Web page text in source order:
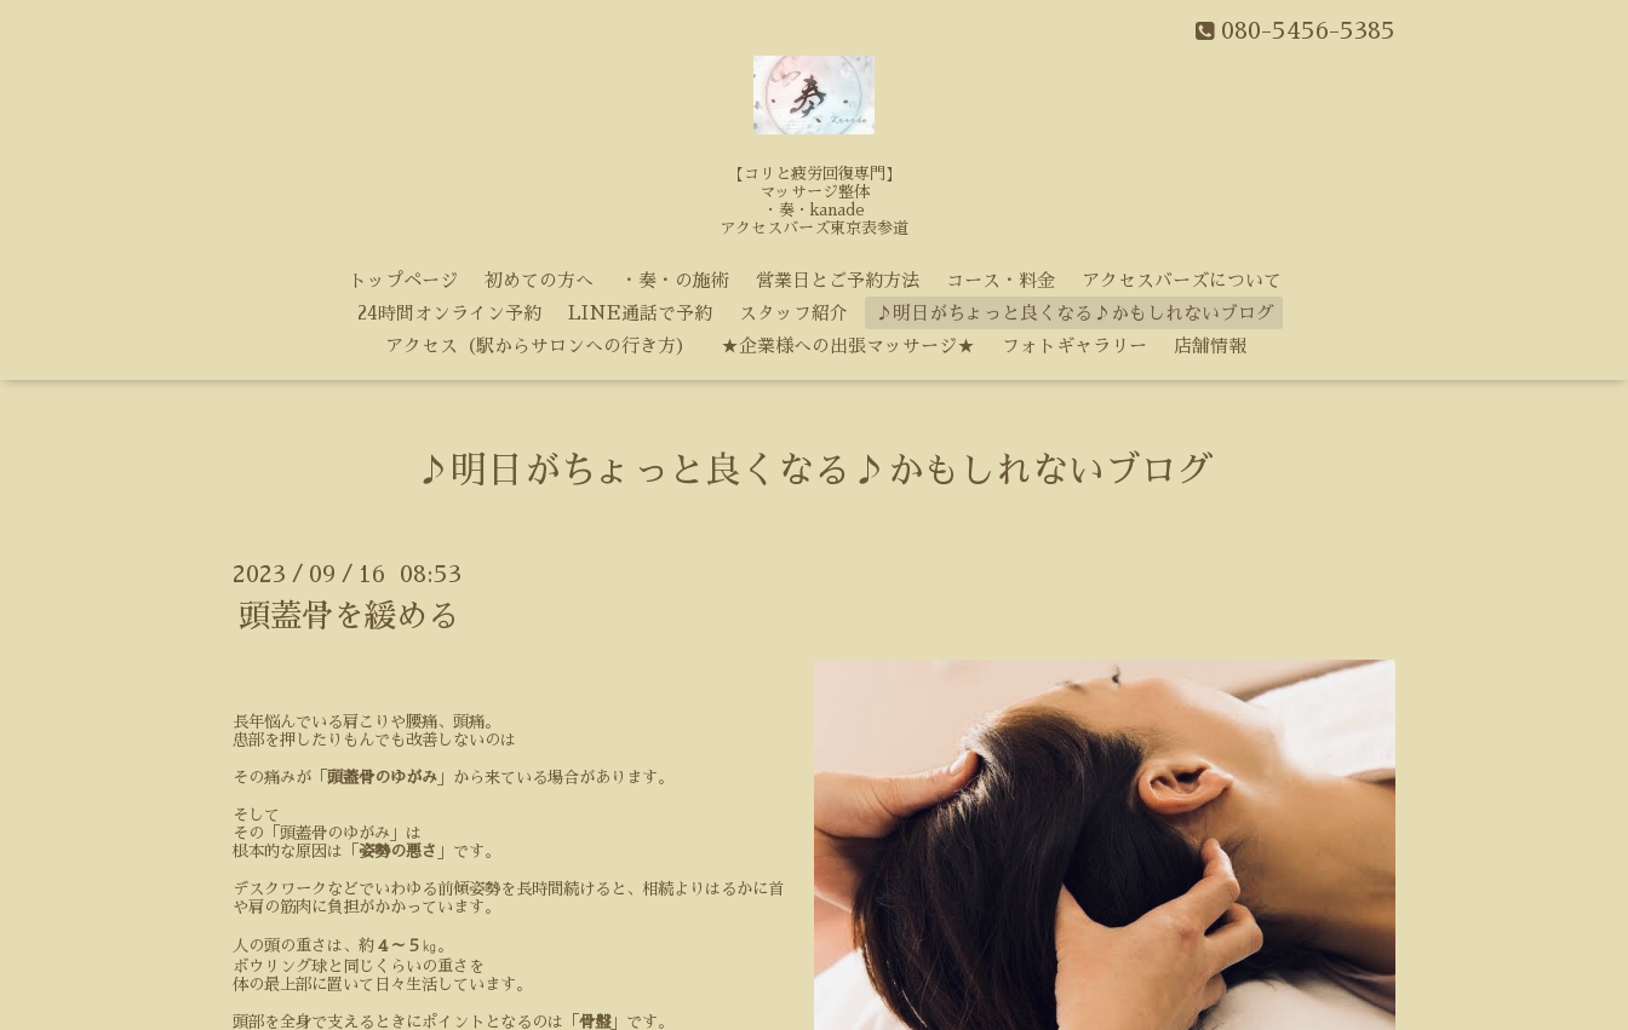
080-5456-5385
【コリと疲労回復専門】
マッサージ整体
・奏・kanade
アクセスバーズ東京表参道
トップページ 初めての方へ ・奏・の施術 営業日とご予約方法 コース・料金
アクセスバーズについて
24時間オンライン予約
LINE通話で予約 スタッフ紹介
♪明日がちょっと良くなる♪かもしれないブログ
アクセス（駅からサロンへの行き方）
★企業様への出張マッサージ★ フォトギャラリー 店舗情報
♪明日がちょっと良くなる♪かもしれないブログ
2023 / 09 / 16 08:53
頭蓋骨を緩める
長年悩んでいる肩こりや腰痛、頭痛。
患部を押したりもんでも改善しないのは
その痛みが「 頭蓋骨のゆがみ 」から来ている場合があります。
そして
その「頭蓋骨のゆがみ」は
根本的な原因は「 姿勢の悪さ 」です。
デスクワークなどでいわゆる前傾姿勢を長時間続けると、相続よりはるかに首
や肩の筋肉に負担がかかっています。
人の頭の重さは、約 ４～５ ㎏。
ボウリング球と同じくらいの重さを
体の最上部に置いて日々生活しています。
頭部を全身で支えるときにポイントとなるのは「 骨盤」です。